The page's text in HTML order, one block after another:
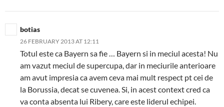
botias
26 FEBRUARY 2013 AT 12:11
Totul este ca Bayern sa fie … Bayern si in meciul acesta! Nu
am vazut meciul de supercupa, dar in meciurile anterioare
am avut impresia ca avem ceva mai mult respect pt cei de
la Borussia, decat se cuvenea. Si, in acest context cred ca
va conta absenta lui Ribery, care este liderul echipei.